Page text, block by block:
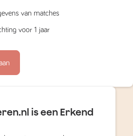
van matches
voor 1 jaar
is een Erkend